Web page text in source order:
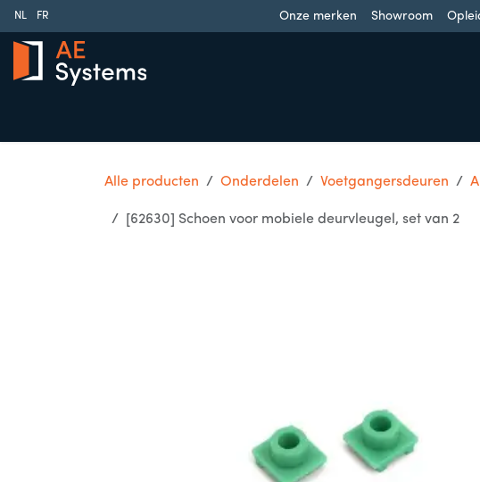
Overslaan naar inhoud
NL FR Onze merken Showroom
Alle producten Onderdelen Voetgangersdeuren
[62630] Schoen voor mobiele deurvleugel, set van 2